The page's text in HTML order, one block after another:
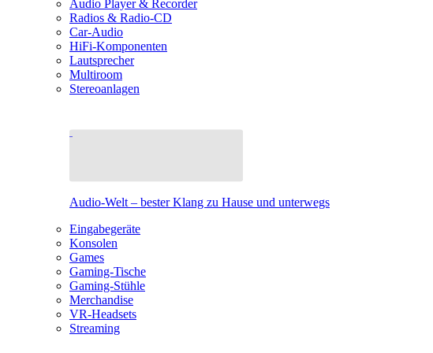
Audio Player & Recorder
Radios & Radio-CD
Car-Audio
HiFi-Komponenten
Lautsprecher
Multiroom
Stereoanlagen
Audio-Welt – bester Klang zu Hause und unterwegs
Eingabegeräte
Konsolen
Games
Gaming-Tische
Gaming-Stühle
Merchandise
VR-Headsets
Streaming